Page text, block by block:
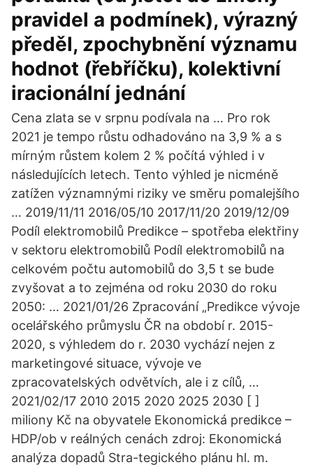
pravidel a podmínek), výrazný
předěl, zpochybnění významu
hodnot (řebříčku), kolektivní
iracionální jednání
Cena zlata se v srpnu podívala na … Pro rok
2021 je tempo růstu odhadováno na 3,9 % a s
mírným růstem kolem 2 % počítá výhled i v
následujících letech. Tento výhled je nicméně
zatížen významnými riziky ve směru pomalejšího
… 2019/11/11 2016/05/10 2017/11/20 2019/12/09
Podíl elektromobilů Predikce – spotřeba elektřiny
v sektoru elektromobilů Podíl elektromobilů na
celkovém počtu automobilů do 3,5 t se bude
zvyšovat a to zejména od roku 2030 do roku
2050: … 2021/01/26 Zpracování „Predikce vývoje
ocelářského průmyslu ČR na období r. 2015-
2020, s výhledem do r. 2030 vychází nejen z
marketingové situace, vývoje ve
zpracovatelských odvětvích, ale i z cílů, …
2021/02/17 2010 2015 2020 2025 2030 [ ]
miliony Kč na obyvatele Ekonomická predikce –
HDP/ob v reálných cenách zdroj: Ekonomická
analýza dopadů Stra-tegického plánu hl. m.